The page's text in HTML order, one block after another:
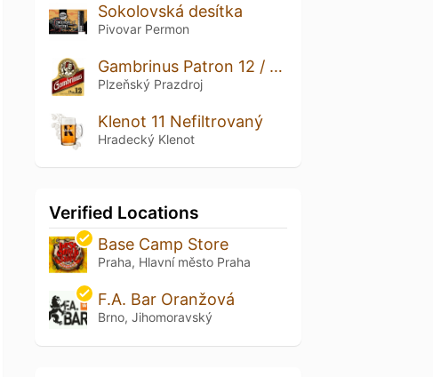
Sokolovská desítka
Pivovar Permon
Gambrinus Patron 12 / Plná 12 / Premium 12
Plzeňský Prazdroj
Klenot 11 Nefiltrovaný
Hradecký Klenot
Verified Locations
Base Camp Store
Praha, Hlavní město Praha
F.A. Bar Oranžová
Brno, Jihomoravský